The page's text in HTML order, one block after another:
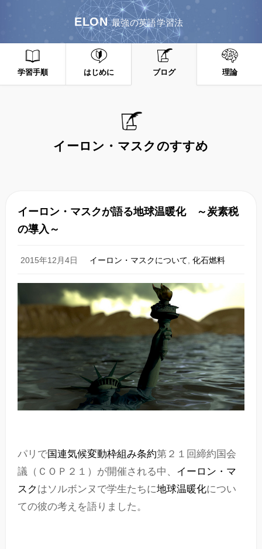
ELON 最強の英語学習法
学習手順 はじめに ブログ 理論
イーロン・マスクのすすめ
イーロン・マスクが語る地球温暖化 ～炭素税
の導入～
2015年12月4日 イーロン・マスクについて 化石燃料
パリで国連気候変動枠組み条約第２１回締約国会
議（ＣＯＰ２１）が開催される中、 イーロン・マ
スク はソルボンヌで学生たちに地球温暖化につい
ての彼の考えを語りました。